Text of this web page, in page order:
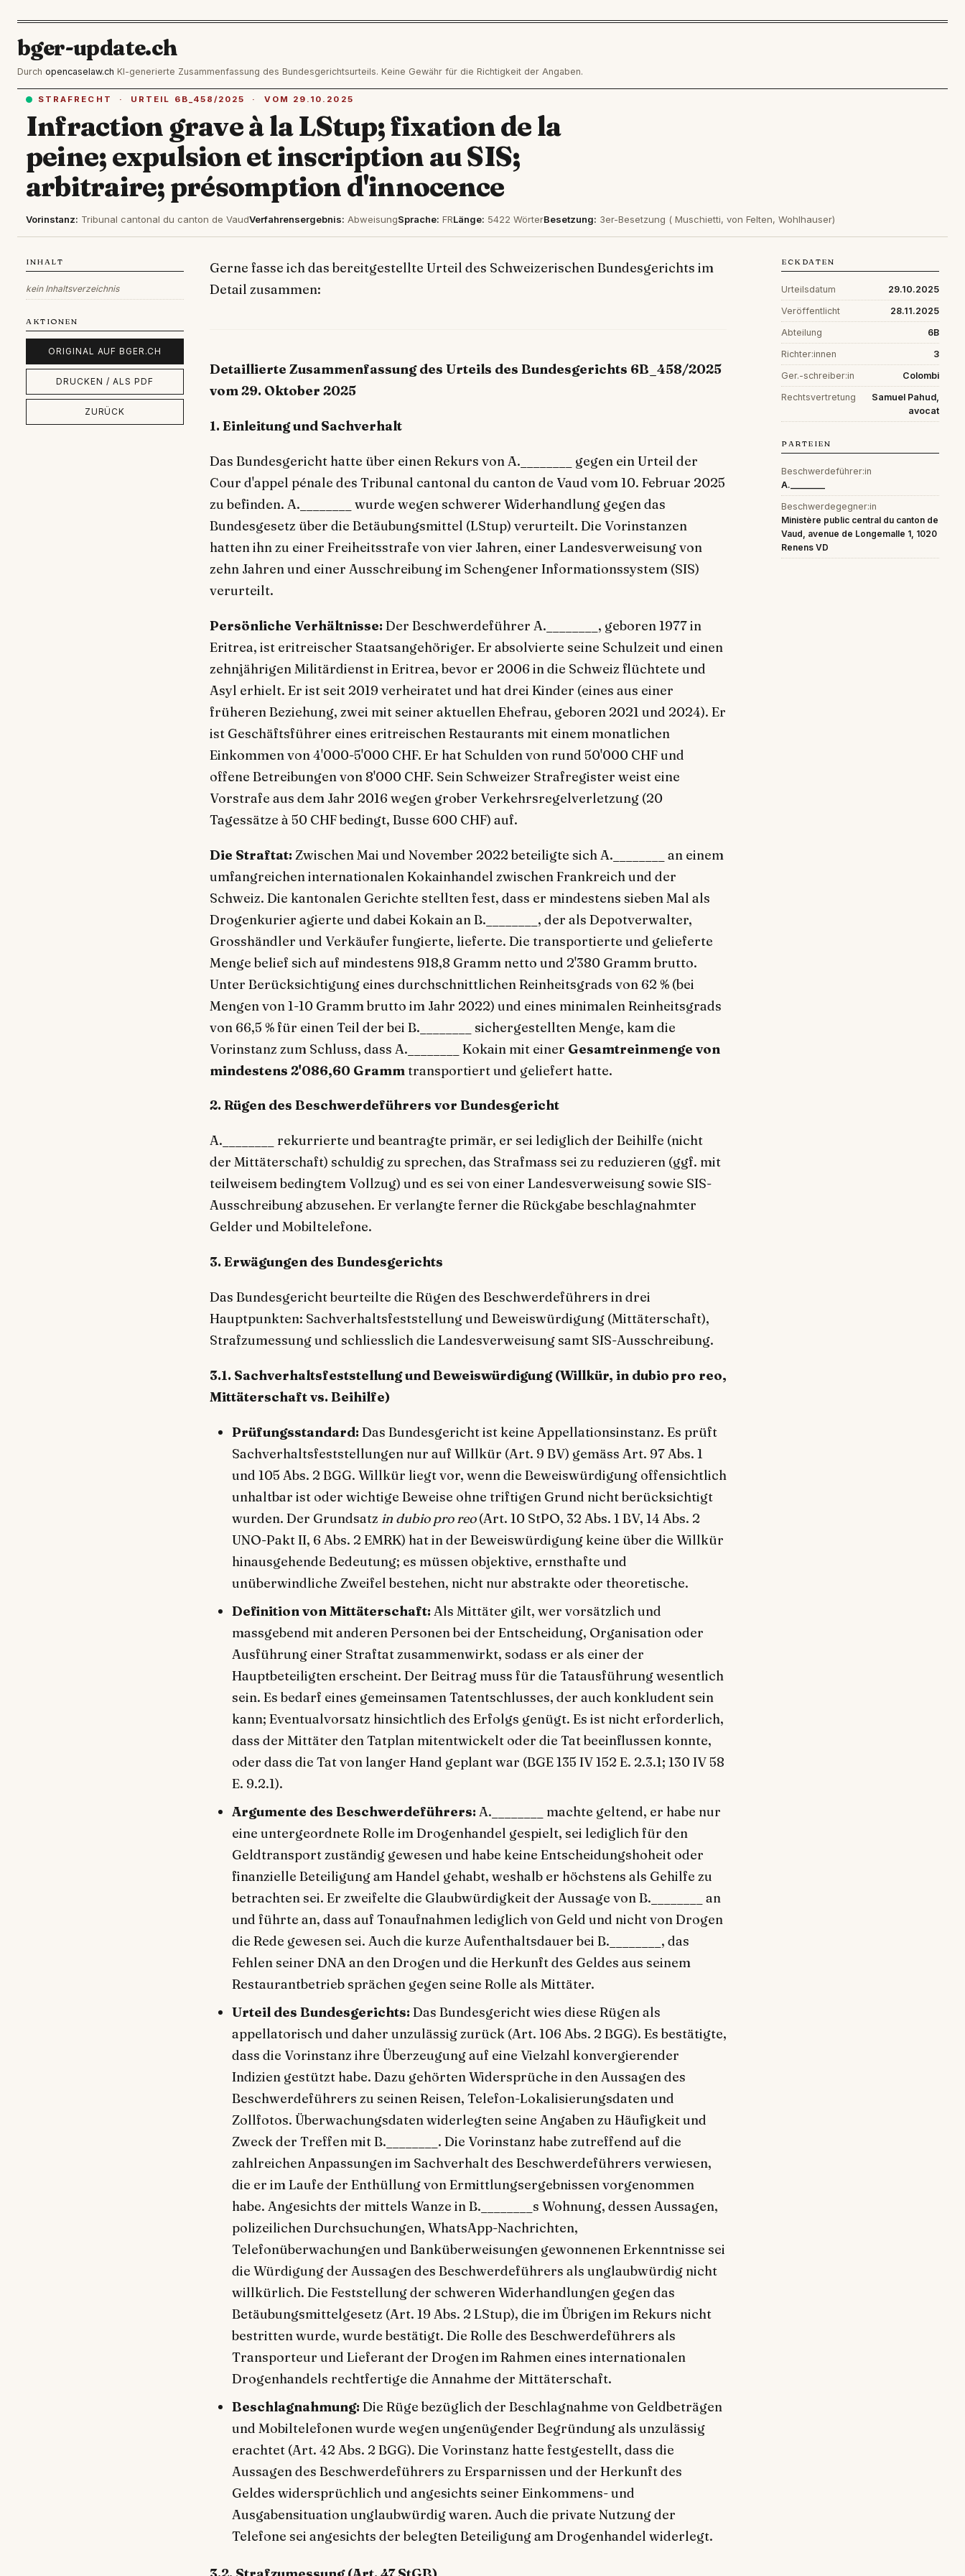
bger-update.ch
Durch opencaselaw.ch KI-generierte Zusammenfassung des Bundesgerichtsurteils. Keine Gewähr für die Richtigkeit der Angaben.
STRAFRECHT · URTEIL 6B_458/2025 · VOM 29.10.2025
Infraction grave à la LStup; fixation de la
peine; expulsion et inscription au SIS;
arbitraire; présomption d'innocence
Vorinstanz: Tribunal cantonal du canton de VaudVerfahrensergebnis: AbweisungSprache: FRLänge: 5422 WörterBesetzung: 3er-Besetzung ( Muschietti, von Felten, Wohlhauser)
INHALT
kein Inhaltsverzeichnis
AKTIONEN
ORIGINAL AUF BGER.CH
DRUCKEN / ALS PDF
ZURÜCK
Gerne fasse ich das bereitgestellte Urteil des Schweizerischen Bundesgerichts im
Detail zusammen:
Detaillierte Zusammenfassung des Urteils des Bundesgerichts 6B_458/2025
vom 29. Oktober 2025
1. Einleitung und Sachverhalt
Das Bundesgericht hatte über einen Rekurs von A.________ gegen ein Urteil der
Cour d'appel pénale des Tribunal cantonal du canton de Vaud vom 10. Februar 2025
zu befinden. A.________ wurde wegen schwerer Widerhandlung gegen das
Bundesgesetz über die Betäubungsmittel (LStup) verurteilt. Die Vorinstanzen
hatten ihn zu einer Freiheitsstrafe von vier Jahren, einer Landesverweisung von
zehn Jahren und einer Ausschreibung im Schengener Informationssystem (SIS)
verurteilt.
Persönliche Verhältnisse: Der Beschwerdeführer A.________, geboren 1977 in
Eritrea, ist eritreischer Staatsangehöriger. Er absolvierte seine Schulzeit und einen
zehnjährigen Militärdienst in Eritrea, bevor er 2006 in die Schweiz flüchtete und
Asyl erhielt. Er ist seit 2019 verheiratet und hat drei Kinder (eines aus einer
früheren Beziehung, zwei mit seiner aktuellen Ehefrau, geboren 2021 und 2024). Er
ist Geschäftsführer eines eritreischen Restaurants mit einem monatlichen
Einkommen von 4'000-5'000 CHF. Er hat Schulden von rund 50'000 CHF und
offene Betreibungen von 8'000 CHF. Sein Schweizer Strafregister weist eine
Vorstrafe aus dem Jahr 2016 wegen grober Verkehrsregelverletzung (20
Tagessätze à 50 CHF bedingt, Busse 600 CHF) auf.
Die Straftat: Zwischen Mai und November 2022 beteiligte sich A.________ an einem
umfangreichen internationalen Kokainhandel zwischen Frankreich und der
Schweiz. Die kantonalen Gerichte stellten fest, dass er mindestens sieben Mal als
Drogenkurier agierte und dabei Kokain an B.________, der als Depotverwalter,
Grosshändler und Verkäufer fungierte, lieferte. Die transportierte und gelieferte
Menge belief sich auf mindestens 918,8 Gramm netto und 2'380 Gramm brutto.
Unter Berücksichtigung eines durchschnittlichen Reinheitsgrads von 62 % (bei
Mengen von 1-10 Gramm brutto im Jahr 2022) und eines minimalen Reinheitsgrads
von 66,5 % für einen Teil der bei B.________ sichergestellten Menge, kam die
Vorinstanz zum Schluss, dass A.________ Kokain mit einer Gesamtreinmenge von
mindestens 2'086,60 Gramm transportiert und geliefert hatte.
2. Rügen des Beschwerdeführers vor Bundesgericht
A.________ rekurrierte und beantragte primär, er sei lediglich der Beihilfe (nicht
der Mittäterschaft) schuldig zu sprechen, das Strafmass sei zu reduzieren (ggf. mit
teilweisem bedingtem Vollzug) und es sei von einer Landesverweisung sowie SIS-
Ausschreibung abzusehen. Er verlangte ferner die Rückgabe beschlagnahmter
Gelder und Mobiltelefone.
3. Erwägungen des Bundesgerichts
Das Bundesgericht beurteilte die Rügen des Beschwerdeführers in drei
Hauptpunkten: Sachverhaltsfeststellung und Beweiswürdigung (Mittäterschaft),
Strafzumessung und schliesslich die Landesverweisung samt SIS-Ausschreibung.
3.1. Sachverhaltsfeststellung und Beweiswürdigung (Willkür, in dubio pro reo,
Mittäterschaft vs. Beihilfe)
Prüfungsstandard: Das Bundesgericht ist keine Appellationsinstanz. Es prüft
Sachverhaltsfeststellungen nur auf Willkür (Art. 9 BV) gemäss Art. 97 Abs. 1
und 105 Abs. 2 BGG. Willkür liegt vor, wenn die Beweiswürdigung offensichtlich
unhaltbar ist oder wichtige Beweise ohne triftigen Grund nicht berücksichtigt
wurden. Der Grundsatz in dubio pro reo(Art. 10 StPO, 32 Abs. 1 BV, 14 Abs. 2
UNO-Pakt II, 6 Abs. 2 EMRK) hat in der Beweiswürdigung keine über die Willkür
hinausgehende Bedeutung; es müssen objektive, ernsthafte und
unüberwindliche Zweifel bestehen, nicht nur abstrakte oder theoretische.
Definition von Mittäterschaft: Als Mittäter gilt, wer vorsätzlich und
massgebend mit anderen Personen bei der Entscheidung, Organisation oder
Ausführung einer Straftat zusammenwirkt, sodass er als einer der
Hauptbeteiligten erscheint. Der Beitrag muss für die Tatausführung wesentlich
sein. Es bedarf eines gemeinsamen Tatentschlusses, der auch konkludent sein
kann; Eventualvorsatz hinsichtlich des Erfolgs genügt. Es ist nicht erforderlich,
dass der Mittäter den Tatplan mitentwickelt oder die Tat beeinflussen konnte,
oder dass die Tat von langer Hand geplant war (BGE 135 IV 152 E. 2.3.1; 130 IV 58
E. 9.2.1).
Argumente des Beschwerdeführers: A.________ machte geltend, er habe nur
eine untergeordnete Rolle im Drogenhandel gespielt, sei lediglich für den
Geldtransport zuständig gewesen und habe keine Entscheidungshoheit oder
finanzielle Beteiligung am Handel gehabt, weshalb er höchstens als Gehilfe zu
betrachten sei. Er zweifelte die Glaubwürdigkeit der Aussage von B.________ an
und führte an, dass auf Tonaufnahmen lediglich von Geld und nicht von Drogen
die Rede gewesen sei. Auch die kurze Aufenthaltsdauer bei B.________, das
Fehlen seiner DNA an den Drogen und die Herkunft des Geldes aus seinem
Restaurantbetrieb sprächen gegen seine Rolle als Mittäter.
Urteil des Bundesgerichts: Das Bundesgericht wies diese Rügen als
appellatorisch und daher unzulässig zurück (Art. 106 Abs. 2 BGG). Es bestätigte,
dass die Vorinstanz ihre Überzeugung auf eine Vielzahl konvergierender
Indizien gestützt habe. Dazu gehörten Widersprüche in den Aussagen des
Beschwerdeführers zu seinen Reisen, Telefon-Lokalisierungsdaten und
Zollfotos. Überwachungsdaten widerlegten seine Angaben zu Häufigkeit und
Zweck der Treffen mit B.________. Die Vorinstanz habe zutreffend auf die
zahlreichen Anpassungen im Sachverhalt des Beschwerdeführers verwiesen,
die er im Laufe der Enthüllung von Ermittlungsergebnissen vorgenommen
habe. Angesichts der mittels Wanze in B.________s Wohnung, dessen Aussagen,
polizeilichen Durchsuchungen, WhatsApp-Nachrichten,
Telefonüberwachungen und Banküberweisungen gewonnenen Erkenntnisse sei
die Würdigung der Aussagen des Beschwerdeführers als unglaubwürdig nicht
willkürlich. Die Feststellung der schweren Widerhandlungen gegen das
Betäubungsmittelgesetz (Art. 19 Abs. 2 LStup), die im Übrigen im Rekurs nicht
bestritten wurde, wurde bestätigt. Die Rolle des Beschwerdeführers als
Transporteur und Lieferant der Drogen im Rahmen eines internationalen
Drogenhandels rechtfertige die Annahme der Mittäterschaft.
Beschlagnahmung: Die Rüge bezüglich der Beschlagnahme von Geldbeträgen
und Mobiltelefonen wurde wegen ungenügender Begründung als unzulässig
erachtet (Art. 42 Abs. 2 BGG). Die Vorinstanz hatte festgestellt, dass die
Aussagen des Beschwerdeführers zu Ersparnissen und der Herkunft des
Geldes widersprüchlich und angesichts seiner Einkommens- und
Ausgabensituation unglaubwürdig waren. Auch die private Nutzung der
Telefone sei angesichts der belegten Beteiligung am Drogenhandel widerlegt.
ECKDATEN
Urteilsdatum
29.10.2025
Veröffentlicht
28.11.2025
Abteilung
6B
Richter:innen
3
Ger.-schreiber:in
Colombi
Rechtsvertretung
Samuel Pahud,
avocat
PARTEIEN
Beschwerdeführer:in
A.________
Beschwerdegegner:in
Ministère public central du canton de
Vaud, avenue de Longemalle 1, 1020
Renens VD